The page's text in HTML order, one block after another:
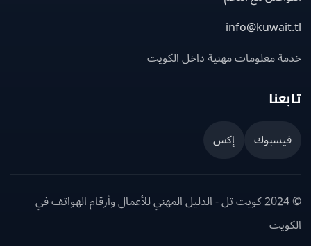
معلومات مهنية داخل الكويت
إكس
© 2024 كويت تل - الدليل المهني للأعمال وأرقام الهواتف في